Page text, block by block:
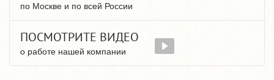
по Москве и по всей России
ПОСМОТРИТЕ ВИДЕО
о работе нашей компании